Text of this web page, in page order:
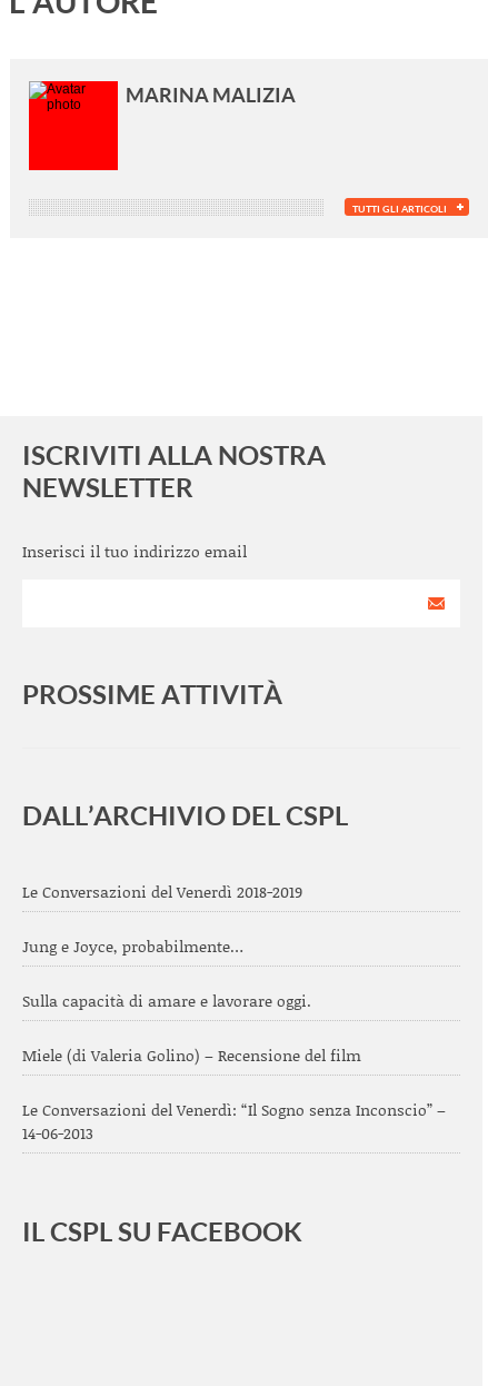
MARINA MALIZIA
TUTTI GLI ARTICOLI
ISCRIVITI ALLA NOSTRA
NEWSLETTER
Inserisci il tuo indirizzo email
PROSSIME ATTIVITÀ
DALL’ARCHIVIO DEL CSPL
Le Conversazioni del Venerdì 2018-2019
Jung e Joyce, probabilmente…
Sulla capacità di amare e lavorare oggi.
Miele (di Valeria Golino) – Recensione del film
Le Conversazioni del Venerdì: “Il Sogno senza Inconscio” –
14-06-2013
IL CSPL SU FACEBOOK